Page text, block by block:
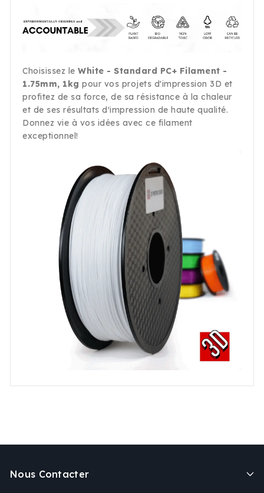
Choisissez le White - Standard PC+ Filament -
1.75mm, 1kg pour vos projets d'impression 3D et
profitez de sa force, de sa résistance à la chaleur
et de ses résultats d'impression de haute qualité.
Donnez vie à vos idées avec ce filament
exceptionnel!
Nous Contacter